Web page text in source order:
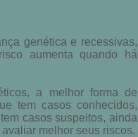
genética e recessivas,
aumenta quando há
a melhor forma de
tem casos conhecidos,
casos suspeitos, ainda
melhor seus riscos.